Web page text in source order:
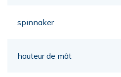
spinnaker
hauteur de mât